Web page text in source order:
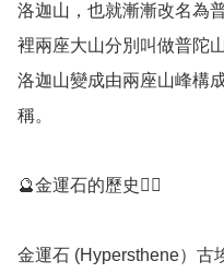
洛迦山，也就漸漸改名為
裡兩座大山分別叫做普陀
洛迦山變成由兩座山峰構
稱。
🔮金運石的歷史💁‍♀️
金運石 (Hypersthene）古